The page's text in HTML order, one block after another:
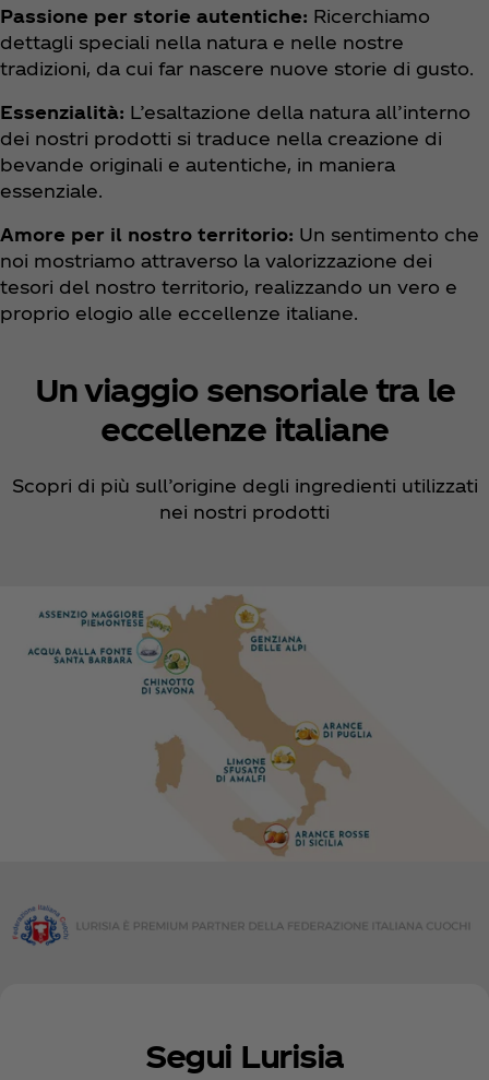
Passione per storie autentiche: Ricerchiamo
dettagli speciali nella natura e nelle nostre
tradizioni, da cui far nascere nuove storie di gusto.
Essenzialità: L’esaltazione della natura all’interno
dei nostri prodotti si traduce nella creazione di
bevande originali e autentiche, in maniera
essenziale.
Amore per il nostro territorio: Un sentimento che
noi mostriamo attraverso la valorizzazione dei
tesori del nostro territorio, realizzando un vero e
proprio elogio alle eccellenze italiane.
Un viaggio sensoriale tra le
eccellenze italiane
Scopri di più sull’origine degli ingredienti utilizzati
nei nostri prodotti
Segui Lurisia